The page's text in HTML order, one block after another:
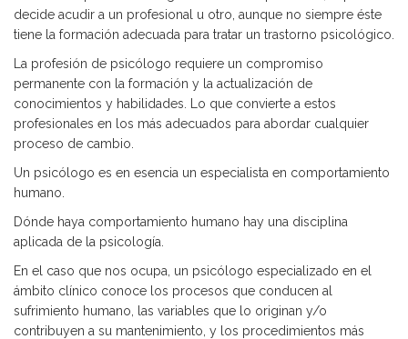
decide acudir a un profesional u otro, aunque no siempre éste
tiene la formación adecuada para tratar un trastorno psicológico.
La profesión de psicólogo requiere un compromiso
permanente con la formación y la actualización de
conocimientos y habilidades. Lo que convierte a estos
profesionales en los más adecuados para abordar cualquier
proceso de cambio.
Un psicólogo es en esencia un especialista en comportamiento
humano.
Dónde haya comportamiento humano hay una disciplina
aplicada de la psicología.
En el caso que nos ocupa, un psicólogo especializado en el
ámbito clínico conoce los procesos que conducen al
sufrimiento humano, las variables que lo originan y/o
contribuyen a su mantenimiento, y los procedimientos más